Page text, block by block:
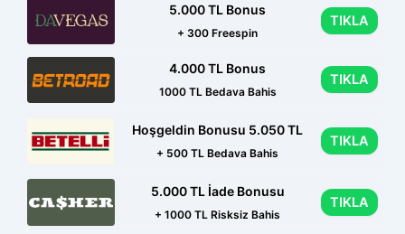
5.000 TL Bonus
+ 300 Freespin
TIKLA
4.000 TL Bonus
1000 TL Bedava Bahis
TIKLA
Hoşgeldin Bonusu 5.050 TL
+ 500 TL Bedava Bahis
TIKLA
5.000 TL İade Bonusu
+ 1000 TL Risksiz Bahis
TIKLA